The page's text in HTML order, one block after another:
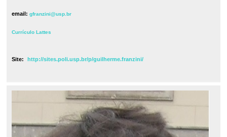
email: gfranzini@usp.br
Currículo Lattes
Site: http://sites.poli.usp.br/p/guilherme.franzini/